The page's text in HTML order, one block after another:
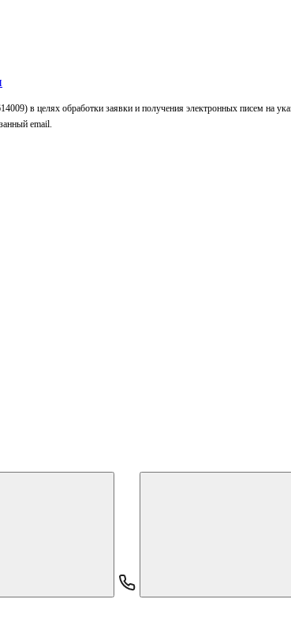
в целях обработки заявки и получения электронных писем на
email.